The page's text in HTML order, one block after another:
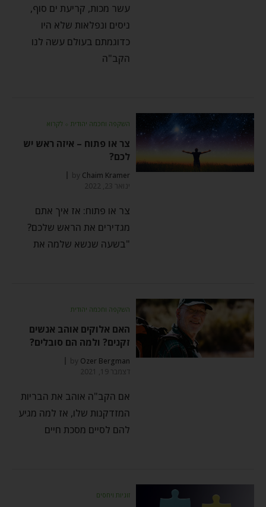
עשר מכות, קריעת ים סוף,
ניסים ונפלאות שלא היו
כדוגמתם בעולם עשה לנו
הקב"ה
השקפה וחכמה יהודית ⬦ לקרוא
צר או פתוח – איזה ראש יש
לכם?
by Chaim Kramer
ינואר 23, 2022
צר או פתוח: אז איך אתם
מגדירים את הראש שלכם?
"בשעה שנשא שלמה את
השקפה וחכמה יהודית
האם אלוקים אוהב אנשים
זקנים? ולמה הם סובלים?
by Ozer Bergman
דצמבר 19, 2021
אם הקב"ה אוהב את הבריות
המזדקנות שלו, אז למה מגיע
להם לסיים מסכת חיים
זוגיות ויחסים